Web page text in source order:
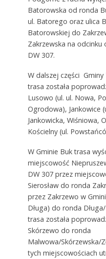
Batorowska od ronda
ul. Batorego oraz ulica
Batorowskiej do
Zakrzewska na
DW 307.
W dalszej części
trasa została
Lusowo (ul. ul. Nowa,
Ogrodowa), Jankowice
Jankowicka, Wiśniowa,
Kościelny (ul.
W Gminie Buk trasa
miejscowość
DW 307 przez
Sierosław do ronda
przez Zakrzewo w
Długa) do ronda
trasa została
Skórzewo do ronda
Malwowa/Skórzewska/
tych miejscowościach